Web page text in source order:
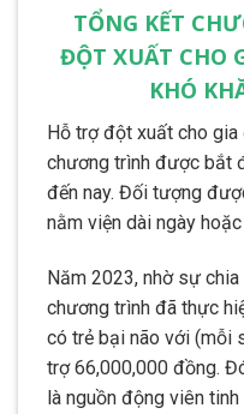
TỔNG KẾT
ĐỘT XUẤT CHO
KHÓ
Hỗ trợ đột xuất cho gia
chương trình được bắt
đến nay. Đối tượng
nằm viện dài ngày
Năm 2023, nhờ sự
chương trình đã thực
có trẻ bại não với (mỗi
trợ 66,000,000 đồng.
là nguồn động viên